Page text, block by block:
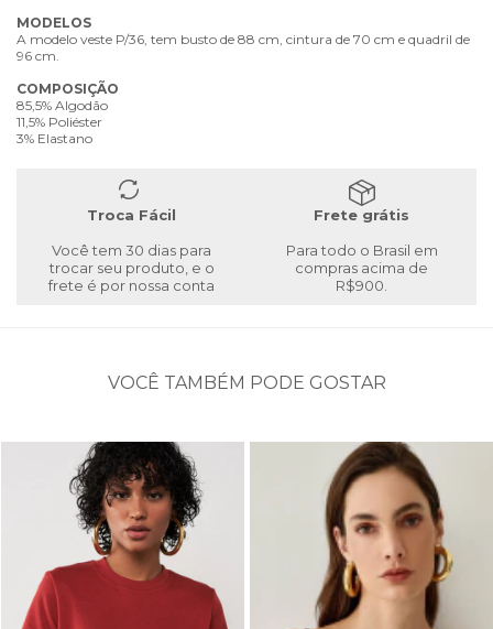
MODELOS
A modelo veste P/36, tem busto de 88 cm, cintura de 70 cm e quadril de
96 cm.
COMPOSIÇÃO
85,5% Algodão
11,5% Poliéster
3% Elastano
Troca Fácil
Você tem 30 dias para
trocar seu produto, e o
frete é por nossa conta
Frete grátis
Para todo o Brasil em
compras acima de
R$900.
VOCÊ TAMBÉM PODE GOSTAR